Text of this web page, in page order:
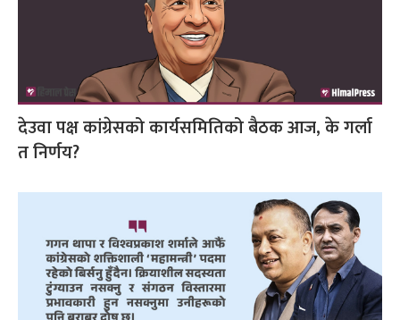
देउवा पक्ष कांग्रेसको कार्यसमितिको बैठक आज, के गर्ला
त निर्णय?